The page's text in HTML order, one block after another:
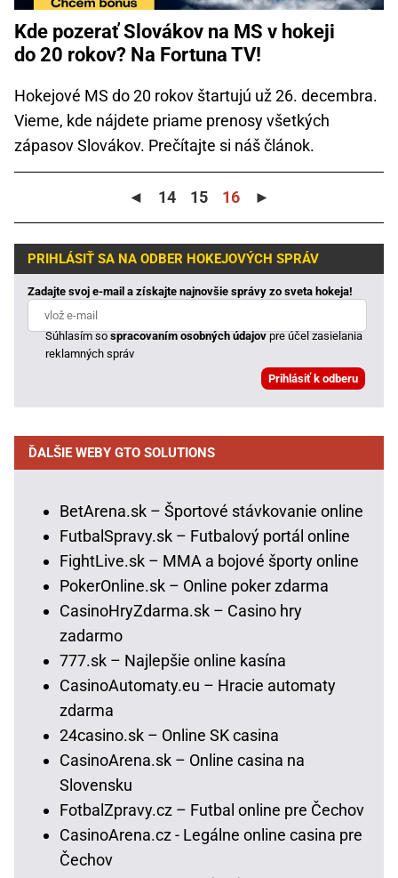
Kde pozerať Slovákov na MS v hokeji
do 20 rokov? Na Fortuna TV!
Hokejové MS do 20 rokov štartujú už 26. decembra.
Vieme, kde nájdete priame prenosy všetkých
zápasov Slovákov. Prečítajte si náš článok.
◄ 14 15 16 ►
PRIHLÁSIŤ SA NA ODBER HOKEJOVÝCH SPRÁV
Zadajte svoj e-mail a získajte najnovšie správy zo sveta hokeja!
Súhlasím sospracovaním osobných údajovpre účel zasielania
reklamných správ
ĎALŠIE WEBY GTO SOLUTIONS
BetArena.sk – Športové stávkovanie online
FutbalSpravy.sk – Futbalový portál online
FightLive.sk – MMA a bojové športy online
PokerOnline.sk – Online poker zdarma
CasinoHryZdarma.sk – Casino hry
zadarmo
777.sk – Najlepšie online kasína
CasinoAutomaty.eu – Hracie automaty
zdarma
24casino.sk – Online SK casina
CasinoArena.sk – Online casina na
Slovensku
FotbalZpravy.cz – Futbal online pre Čechov
CasinoArena.cz - Legálne online casina pre
Čechov